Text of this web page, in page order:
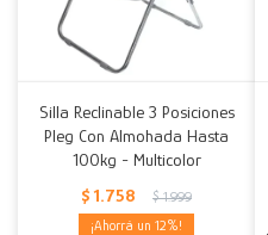
Silla Reclinable 3 Posiciones
Pleg Con Almohada Hasta
100kg - Multicolor
$ 1.758 $ 1.999
12